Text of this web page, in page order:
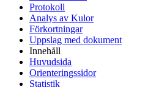
Protokoll
Analys av Kulor
Förkortningar
Uppslag med dokument
Innehåll
Huvudsida
Orienteringssidor
Statistik